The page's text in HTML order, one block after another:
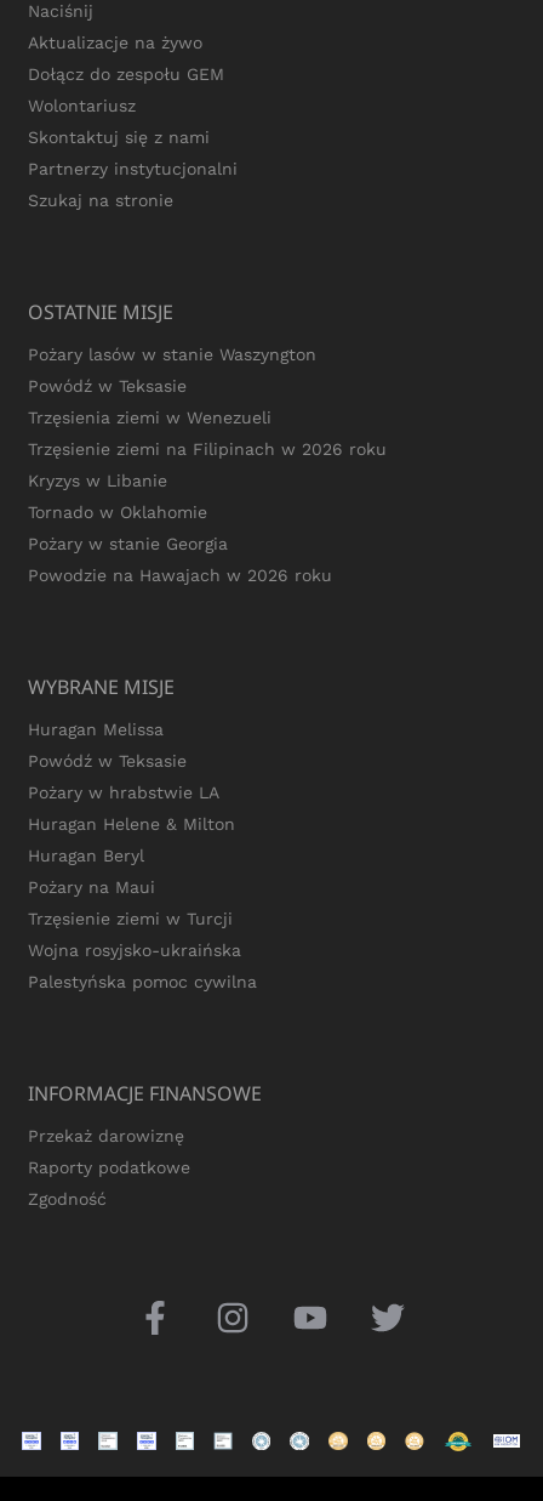
Naciśnij
Aktualizacje na żywo
Dołącz do zespołu GEM
Wolontariusz
Skontaktuj się z nami
Partnerzy instytucjonalni
Szukaj na stronie
OSTATNIE MISJE
Pożary lasów w stanie Waszyngton
Powódź w Teksasie
Trzęsienia ziemi w Wenezueli
Trzęsienie ziemi na Filipinach w 2026 roku
Kryzys w Libanie
Tornado w Oklahomie
Pożary w stanie Georgia
Powodzie na Hawajach w 2026 roku
WYBRANE MISJE
Huragan Melissa
Powódź w Teksasie
Pożary w hrabstwie LA
Huragan Helene & Milton
Huragan Beryl
Pożary na Maui
Trzęsienie ziemi w Turcji
Wojna rosyjsko-ukraińska
Palestyńska pomoc cywilna
INFORMACJE FINANSOWE
Przekaż darowiznę
Raporty podatkowe
Zgodność